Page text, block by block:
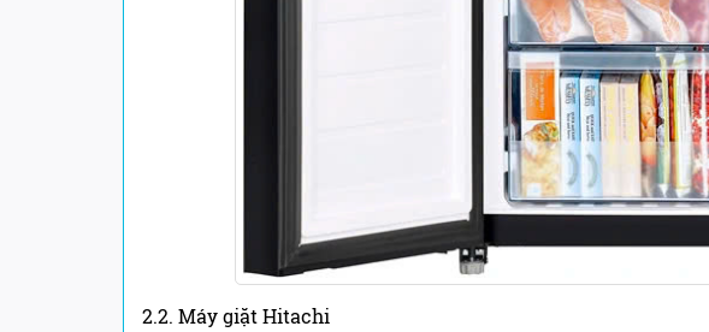
2.2. Máy giặt Hitachi